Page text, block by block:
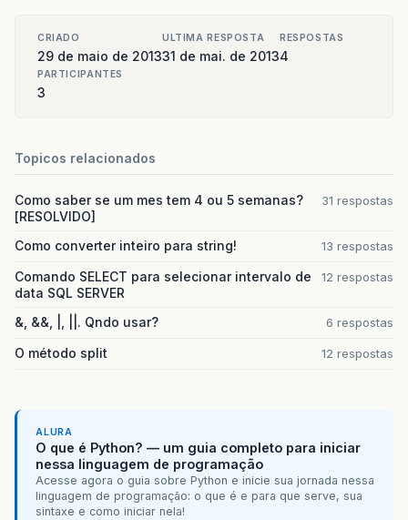
CRIADO
29 de maio de 2013
ULTIMA RESPOSTA
31 de mai. de 2013
RESPOSTAS
4
PARTICIPANTES
3
Topicos relacionados
Como saber se um mes tem 4 ou 5 semanas?
[RESOLVIDO]
31 respostas
Como converter inteiro para string! 13 respostas
Comando SELECT para selecionar intervalo de
data SQL SERVER
12 respostas
&, &&, |, ||. Qndo usar? 6 respostas
O método split 12 respostas
ALURA
O que é Python? — um guia completo para iniciar
nessa linguagem de programação
Acesse agora o guia sobre Python e inicie sua jornada nessa
linguagem de programação: o que é e para que serve, sua
sintaxe e como iniciar nela!